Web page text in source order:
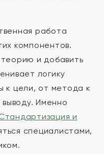
работа
компонентов.
и добавить
логику
к цели, от метода к
выводу. Именно
и
специалистами,